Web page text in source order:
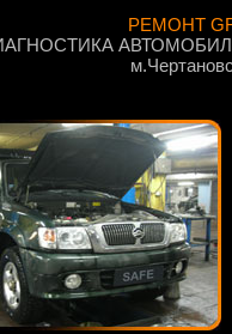
РЕМОНТ